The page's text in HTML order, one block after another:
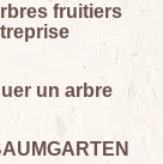
fruitiers
un arbre